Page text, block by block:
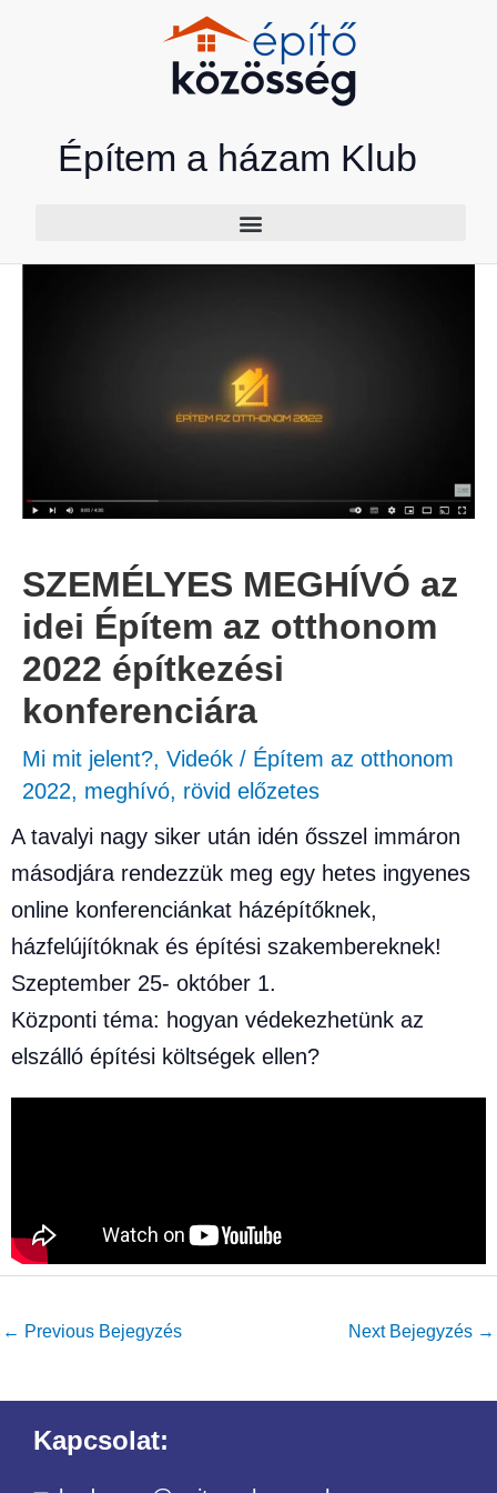
Építem a házam Klub
SZEMÉLYES MEGHÍVÓ az
idei Építem az otthonom
2022 építkezési
konferenciára
Mi mit jelent?, Videók / Építem az otthonom
2022, meghívó, rövid előzetes
A tavalyi nagy siker után idén ősszel immáron
másodjára rendezzük meg egy hetes ingyenes
online konferenciánkat házépítőknek,
házfelújítóknak és építési szakembereknek!
Szeptember 25- október 1.
Központi téma: hogyan védekezhetünk az
elszálló építési költségek ellen?
← Previous Bejegyzés Next Bejegyzés →
Kapcsolat: